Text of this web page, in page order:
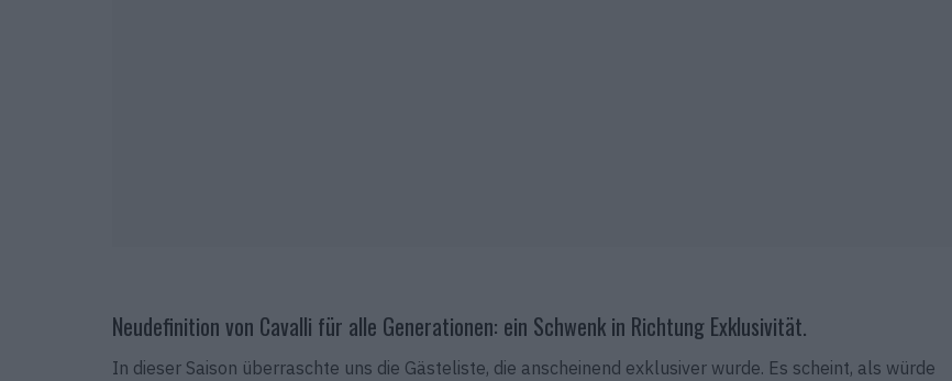
Neudefinition von Cavalli für alle Generationen: ein Schwenk in Richtung Exklusivität.
In dieser Saison überraschte uns die Gästeliste, die anscheinend exklusiver wurde. Es scheint, als würde